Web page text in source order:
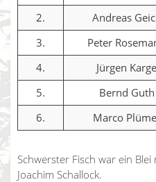
2.
Andreas
3.
Peter
4.
Jürgen Karge
5.
Bernd Guth
6.
Marco
Schwerster Fisch war ein
Joachim Schallock.